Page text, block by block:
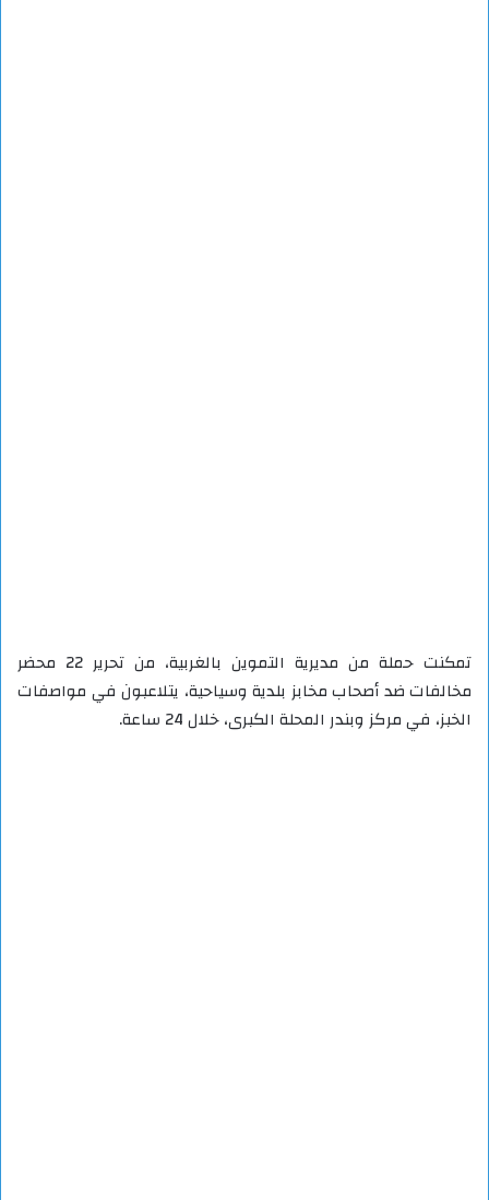
تمكنت حملة من مديرية التموين بالغربية، من تحرير 22 محضر
مخالفات ضد أصحاب مخابز بلدية وسياحية، يتلاعبون في مواصفات
الخبز، في مركز وبندر المحلة الكبرى، خلال 24 ساعة.